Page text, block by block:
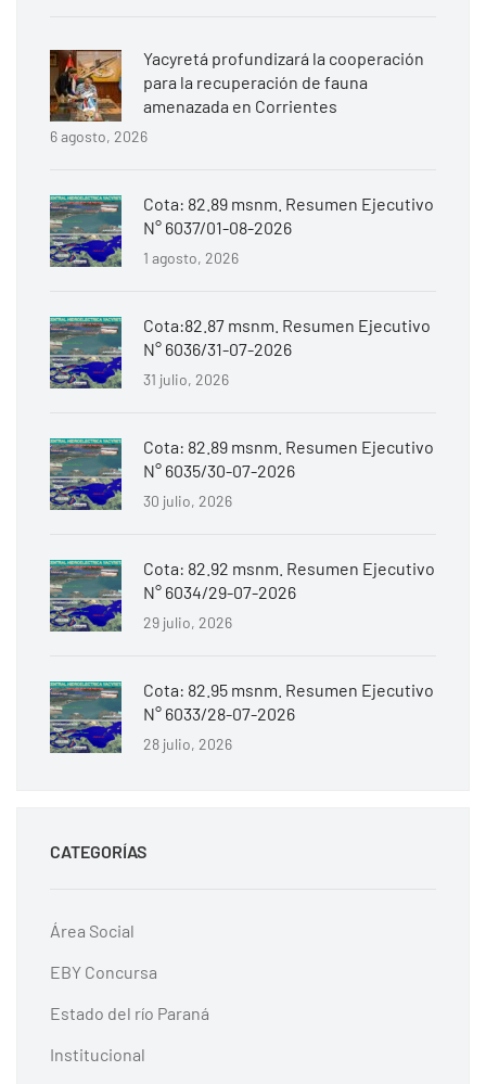
Yacyretá profundizará la cooperación
para la recuperación de fauna
amenazada en Corrientes
6 agosto, 2026
Cota: 82.89 msnm. Resumen Ejecutivo
N° 6037/01-08-2026
1 agosto, 2026
Cota:82.87 msnm. Resumen Ejecutivo
N° 6036/31-07-2026
31 julio, 2026
Cota: 82.89 msnm. Resumen Ejecutivo
N° 6035/30-07-2026
30 julio, 2026
Cota: 82.92 msnm. Resumen Ejecutivo
N° 6034/29-07-2026
29 julio, 2026
Cota: 82.95 msnm. Resumen Ejecutivo
N° 6033/28-07-2026
28 julio, 2026
CATEGORÍAS
Área Social
EBY Concursa
Estado del río Paraná
Institucional